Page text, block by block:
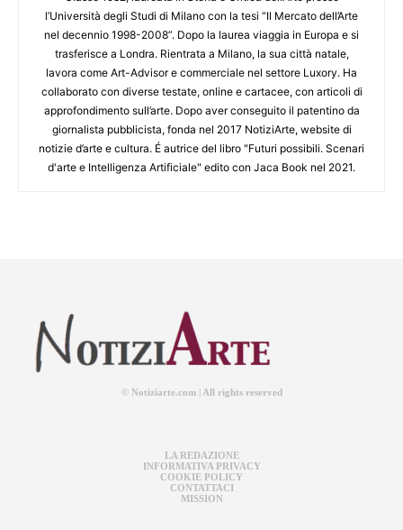
l’Università degli Studi di Milano con la tesi “Il Mercato dell’Arte
nel decennio 1998-2008”. Dopo la laurea viaggia in Europa e si
trasferisce a Londra. Rientrata a Milano, la sua città natale,
lavora come Art-Advisor e commerciale nel settore Luxory. Ha
collaborato con diverse testate, online e cartacee, con articoli di
approfondimento sull’arte. Dopo aver conseguito il patentino da
giornalista pubblicista, fonda nel 2017 NotiziArte, website di
notizie d’arte e cultura. É autrice del libro "Futuri possibili. Scenari
d'arte e Intelligenza Artificiale" edito con Jaca Book nel 2021.
© Notiziarte.com | All rights reserved
LA REDAZIONE
INFORMATIVA PRIVACY
COOKIE POLICY
CONTATTACI
MISSION